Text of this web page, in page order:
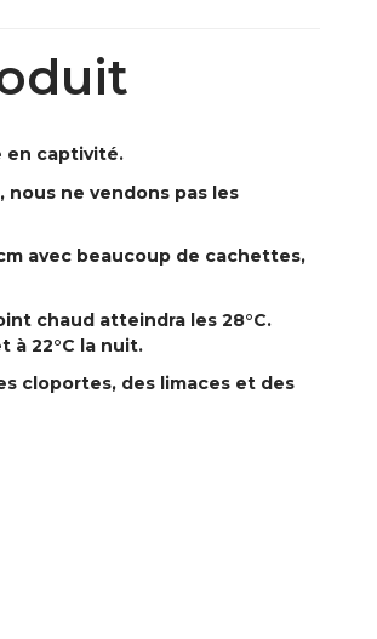
en captivité.
ne vendons pas les
avec beaucoup de cachettes,
chaud atteindra les 28°C.
à 22°C la nuit.
cloportes, des limaces et des